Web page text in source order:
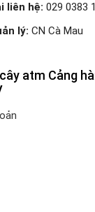
liên hệ: 029 0383
lý: CN Cà Mau
atm Cảng